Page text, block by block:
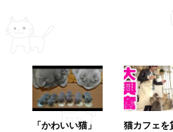
「かわいい猫」
猫カフェを